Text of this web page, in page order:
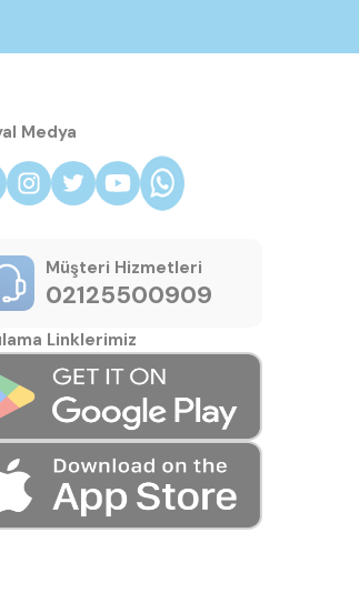
Medya
Müşteri Hizmetleri
02125500909
Linklerimiz